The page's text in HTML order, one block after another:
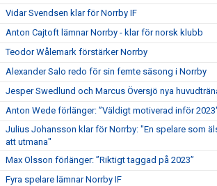
Vidar Svendsen klar för Norrby IF
Anton Cajtoft lämnar Norrby - klar för norsk klubb
Teodor Wålemark förstärker Norrby
Alexander Salo redo för sin femte säsong i Norrby
Jesper Swedlund och Marcus Översjö nya
Anton Wede förlänger: ”Väldigt motiverad inför
Julius Johansson klar för Norrby: "En spelare som
att utmana"
Max Olsson förlänger: ”Riktigt taggad på 2023”
Fyra spelare lämnar Norrby IF